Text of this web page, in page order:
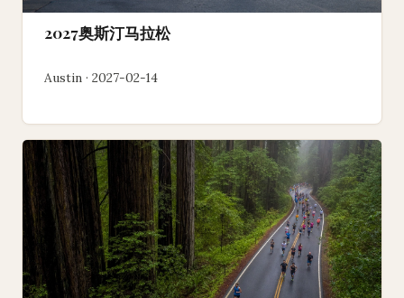
2027奥斯汀马拉松
Austin · 2027-02-14